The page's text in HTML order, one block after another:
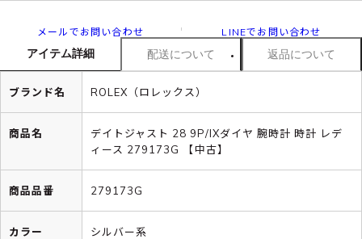
メールでお問い合わせ LINEでお問い合わせ
アイテム詳細 配送について 返品について
ブランド名 ROLEX（ロレックス）
商品名
デイトジャスト 28 9P/IXダイヤ 腕時計 時計 レデ
ィース 279173G 【中古】
商品品番 279173G
カラー シルバー系